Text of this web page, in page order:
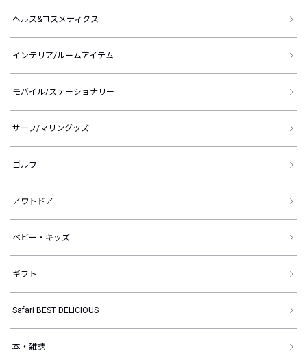
ヘルス&コスメティクス
インテリア/ルームアイテム
モバイル/ステーショナリー
サーフ/マリングッズ
ゴルフ
アウトドア
ベビー・キッズ
ギフト
Safari BEST DELICIOUS
本・雑誌